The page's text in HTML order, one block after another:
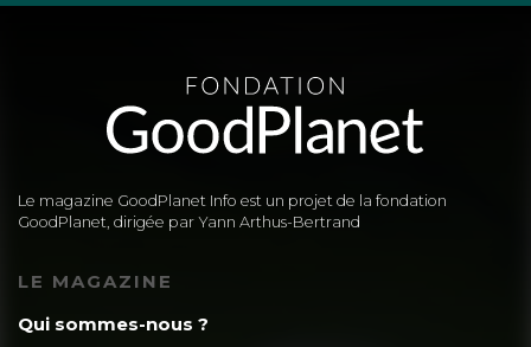
Le magazine GoodPlanet Info est un projet de la fondation
GoodPlanet, dirigée par Yann Arthus-Bertrand
LE MAGAZINE
Qui sommes-nous ?